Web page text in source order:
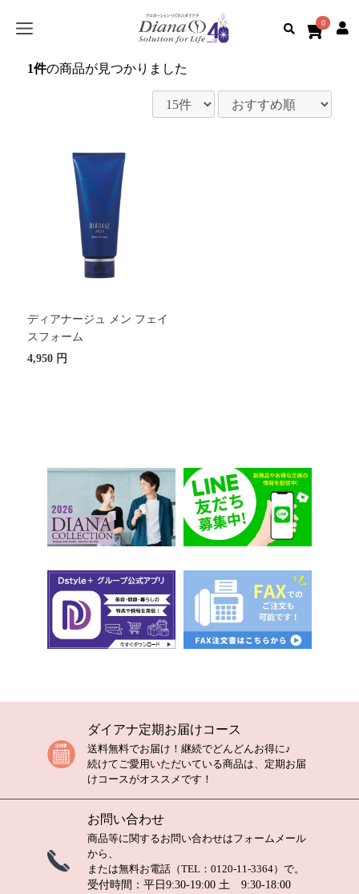
0
1件の商品が見つかりました
ディアナージュ メン フェイ
スフォーム
4,950 円
ダイアナ定期お届けコース
送料無料でお届け！継続でどんどんお得に♪
続けてご愛用いただいている商品は、定期お届
けコースがオススメです！
お問い合わせ
商品等に関するお問い合わせはフォームメール
から、
または無料お電話（TEL： 0120-11-3364）で。
受付時間：平日9:30-19:00 土 9:30-18:00